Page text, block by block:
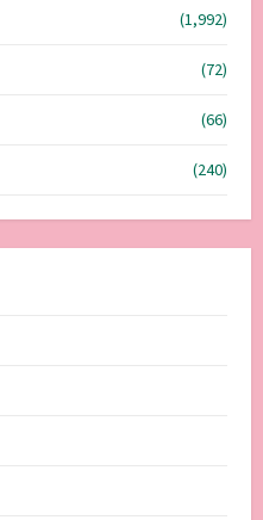
(1,992)
(72)
(66)
(240)